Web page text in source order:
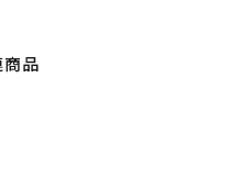
商品